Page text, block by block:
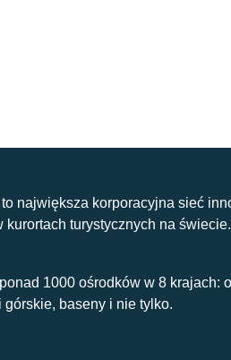
największa korporacyjna sieć
kurortach turystycznych na świecie.
1000 ośrodków w 8 krajach:
górskie, baseny i nie tylko.